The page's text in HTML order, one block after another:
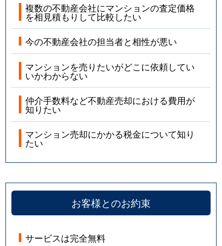
複数の不動産会社にマンションの査定価格
を相見積もりして比較したい
今の不動産会社の担当者と相性が悪い
マンションを売りたいがどこに依頼してい
いかわからない
仲介手数料など不動産売却における費用が
知りたい
マンション売却にかかる税金について知り
たい
お客様とのお約束
サービスは完全無料